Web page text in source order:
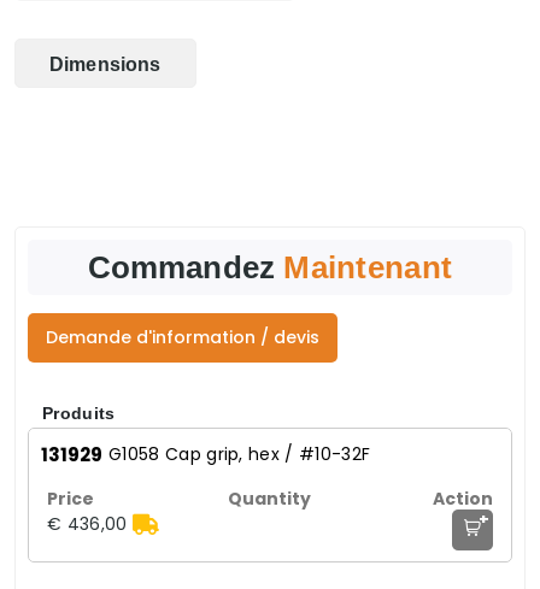
Dimensions
Commandez Maintenant
Demande d'information / devis
Produits
131929 G1058 Cap grip, hex / #10-32F
€ 436,00 +